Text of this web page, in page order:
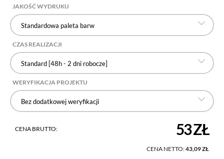
JAKOŚĆ WYDRUKU
Standardowa paleta barw
CZAS REALIZACJI
Standard [48h - 2 dni robocze]
WERYFIKACJA PROJEKTU
Bez dodatkowej weryfikacji
CENA BRUTTO: 53 ZŁ
CENA NETTO:43,09 ZŁ